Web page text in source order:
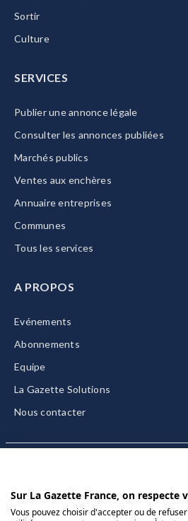
Sortir
Culture
SERVICES
Publier une annonce légale
Consulter les annonces publiées
Marchés publics
Ventes aux enchères
Annuaire entreprises
Communes
Tous les services
A PROPOS
Evénements
Abonnements
Equipe
La Gazette Solutions
Nous contacter
CGU/CGV
Sur La Gazette France, on respecte
Vous pouvez choisir d'accepter ou de